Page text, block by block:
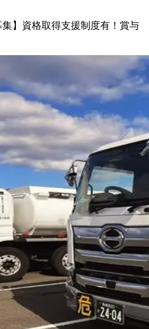
集】資格取得支援制度有！賞与